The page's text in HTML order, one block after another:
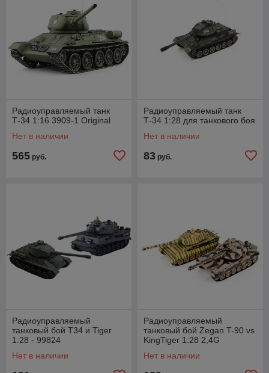
Радиоуправляемый танк
Т-34 1:16 3909-1 Original
Нет в наличии
565 руб.
Радиоуправляемый танк
Т-34 1:28 для танкового боя
Нет в наличии
83 руб.
Радиоуправляемый
танковый бой T34 и Tiger
1:28 - 99824
Нет в наличии
Радиоуправляемый
танковый бой Zegan T-90 vs
KingTiger 1:28 2,4G
Нет в наличии